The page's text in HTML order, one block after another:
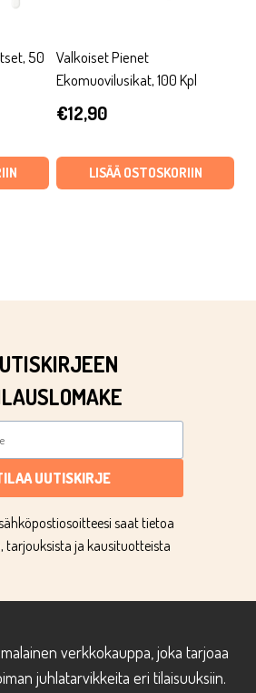
50
Valkoiset Pienet
Ekomuovilusikat, 100 Kpl
€12,90
LISÄÄ OSTOSKORIIN
UUTISKIRJE
saat tietoa
tarjouksista ja kausituotteista
verkkokauppa, joka tarjoaa
juhlatarvikkeita eri tilaisuuksiin.